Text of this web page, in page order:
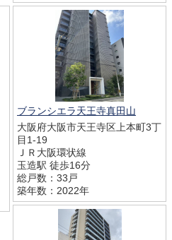
ブランシエラ天王寺真田山
大阪府大阪市天王寺区上本町3丁
目1-19
ＪＲ大阪環状線
玉造駅 徒歩16分
総戸数：33戸
築年数：2022年